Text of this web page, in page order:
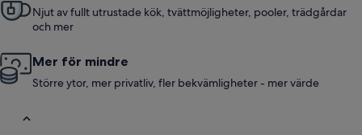
Njut av fullt utrustade kök, tvättmöjligheter, pooler, trädgårdar
och mer
Mer för mindre
Större ytor, mer privatliv, fler bekvämligheter - mer värde